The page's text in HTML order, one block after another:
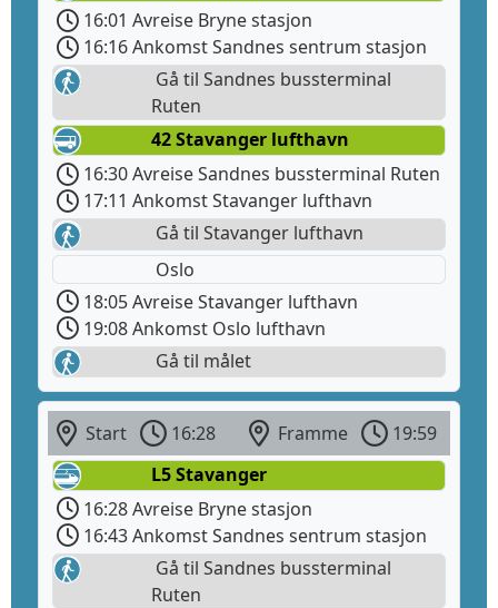
16:01 Avreise Bryne stasjon
16:16 Ankomst Sandnes sentrum stasjon
Gå til Sandnes bussterminal
Ruten
42 Stavanger lufthavn
16:30 Avreise Sandnes bussterminal Ruten
17:11 Ankomst Stavanger lufthavn
Gå til Stavanger lufthavn
Oslo
18:05 Avreise Stavanger lufthavn
19:08 Ankomst Oslo lufthavn
Gå til målet
Start 16:28 Framme
19:59
L5 Stavanger
16:28 Avreise Bryne stasjon
16:43 Ankomst Sandnes sentrum stasjon
Gå til Sandnes bussterminal
Ruten